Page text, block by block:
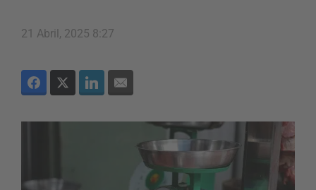
21 Abril, 2025 8:27